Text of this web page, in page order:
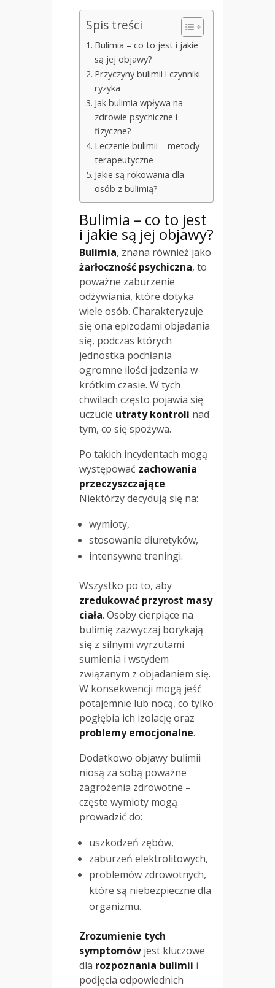
Spis treści
Bulimia – co to jest i jakie
są jej objawy?
Przyczyny bulimii i czynniki
ryzyka
Jak bulimia wpływa na
zdrowie psychiczne i
fizyczne?
Leczenie bulimii – metody
terapeutyczne
Jakie są rokowania dla
osób z bulimią?
Bulimia – co to jest
i jakie są jej objawy?
Bulimia, znana również jako
żarłoczność psychiczna, to
poważne zaburzenie
odżywiania, które dotyka
wiele osób. Charakteryzuje
się ona epizodami objadania
się, podczas których
jednostka pochłania
ogromne ilości jedzenia w
krótkim czasie. W tych
chwilach często pojawia się
uczucie utraty kontroli nad
tym, co się spożywa.
Po takich incydentach mogą
występować zachowania
przeczyszczające.
Niektórzy decydują się na:
wymioty,
stosowanie diuretyków,
intensywne treningi.
Wszystko po to, aby
zredukować przyrost masy
ciała. Osoby cierpiące na
bulimię zazwyczaj borykają
się z silnymi wyrzutami
sumienia i wstydem
związanym z objadaniem się.
W konsekwencji mogą jeść
potajemnie lub nocą, co tylko
pogłębia ich izolację oraz
problemy emocjonalne.
Dodatkowo objawy bulimii
niosą za sobą poważne
zagrożenia zdrowotne –
częste wymioty mogą
prowadzić do:
uszkodzeń zębów,
zaburzeń elektrolitowych,
problemów zdrowotnych,
które są niebezpieczne dla
organizmu.
Zrozumienie tych
symptomów jest kluczowe
dla rozpoznania bulimii i
podjęcia odpowiednich